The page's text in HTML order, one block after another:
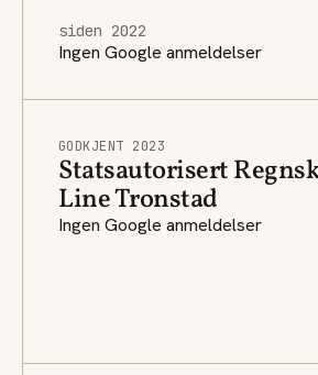
siden 2022
Ingen Google anmeldelser
GODKJENT 2023
Statsautorisert
Line Tronstad
Ingen Google anmeldelser